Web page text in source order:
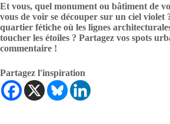
Et vous, quel monument ou bâtiment de
vous de voir se découper sur un ciel violet
quartier fétiche où les lignes
toucher les étoiles ? Partagez vos spots
commentaire !
Partagez l'inspiration